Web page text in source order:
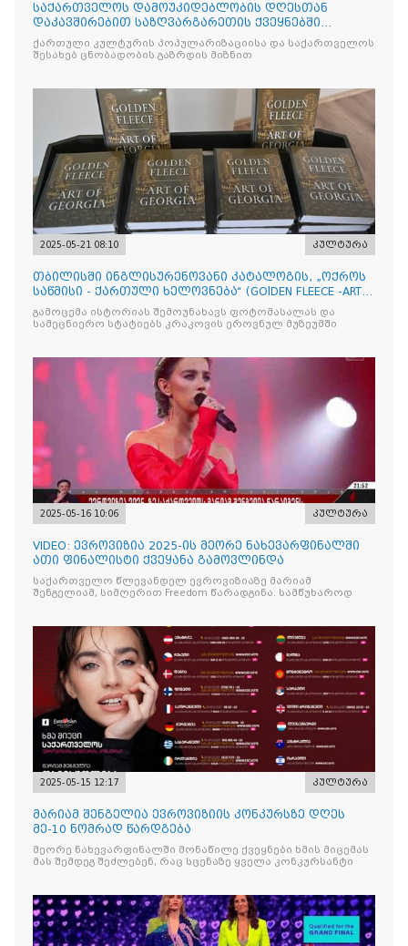
საქართველოს დამოუკიდებლობის დღესთან
დაკავშირებით საზღვარგარეთის ქვეყნებში
ქართული კულტურის დღეები აღ
ქართული კულტურის პოპულარიზაციისა და საქართველოს
შესახებ ცნობადობის გაზრდის მიზნით
2025-05-21 08:10 კულტურა
თბილისში ინგლისურენოვანი კატალოგის, „ოქროს
საწმისი - ქართული ხელოვნება“ (GOlDEN FLEECE -ART
OF GEORG
გამოცემა ისტორიას შემოუნახავს ფოტომასალას და
სამეცნიერო სტატიებს კრაკოვის ეროვნულ მუზეუმში
2025-05-16 10:06 კულტურა
VIDEO: ევროვიზია 2025-ის მეორე ნახევარფინალში
ათი ფინალისტი ქვეყანა გამოვლინდა
საქართველო წლევანდელ ევროვიზიაზე მარიამ
შენგელიამ, სიმღერით Freedom წარადგინა. სამწუხაროდ
2025-05-15 12:17 კულტურა
მარიამ შენგელია ევროვიზიის კონკურსზე დღეს
მე-10 ნომრად წარდგება
მეორე ნახევარფინალში მონაწილე ქვეყნები ხმის მიცემას
მას შემდეგ შეძლებენ, რაც სცენაზე ყველა კონკურსანტი